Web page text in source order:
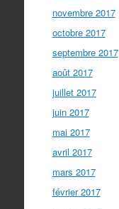
novembre 2017
octobre 2017
septembre 2017
août 2017
juillet 2017
juin 2017
mai 2017
avril 2017
mars 2017
février 2017